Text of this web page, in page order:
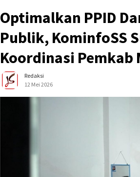
Optimalkan PPID
Publik, KominfoSS
Koordinasi Pemkab
Redaksi
12 Mei 2026